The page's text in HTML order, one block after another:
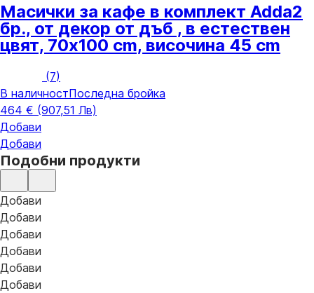
Масички за кафе в комплект Adda2
бр., от декор от дъб , в естествен
цвят, 70x100 cm, височина 45 cm
(7)
В наличностПоследна бройка
464 € (907,51 Лв)
Добави
Добави
Подобни продукти
Добави
Добави
Добави
Добави
Добави
Добави